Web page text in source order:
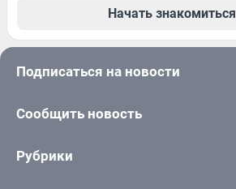
Начать знакомиться
Подписаться на новости
Сообщить новость
Рубрики